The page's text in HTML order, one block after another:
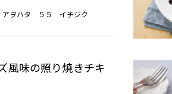
アヲハタ ５５ イチジク
風味の照り焼きチキ